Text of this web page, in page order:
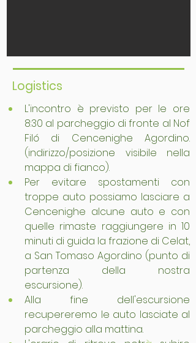
Logistics
L'incontro è previsto per le ore
8:30 al parcheggio di fronte al Nof
Filó di Cencenighe Agordino.
(indirizzo/posizione visibile nella
mappa di fianco).
Per evitare spostamenti con
troppe auto possiamo lasciare a
Cencenighe alcune auto e con
quelle rimaste raggiungere in 10
minuti di guida la frazione di Celat,
a San Tomaso Agordino (punto di
partenza della nostra
escursione).
Alla fine dell'escursione
recupereremo le auto lasciate al
parcheggio alla mattina.